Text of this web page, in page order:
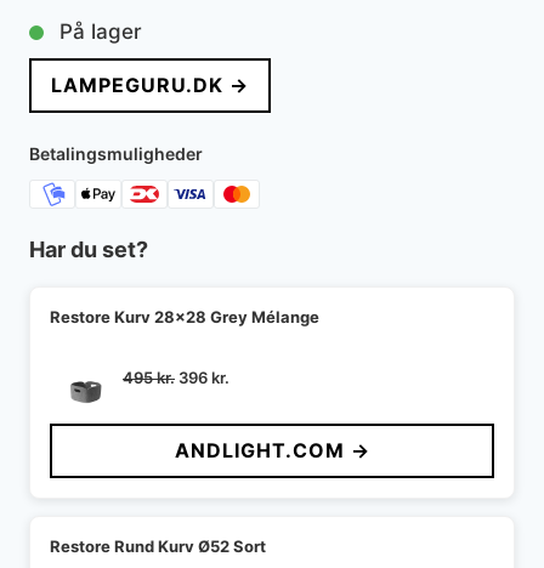
På lager
LAMPEGURU.DK →
Betalingsmuligheder
Har du set?
Restore Kurv 28x28 Grey Mélange
495kr. Den
pris
var:
495 kr..
396kr.
pris
er:
396 kr..
ANDLIGHT.COM →
Restore Rund Kurv Ø52 Sort